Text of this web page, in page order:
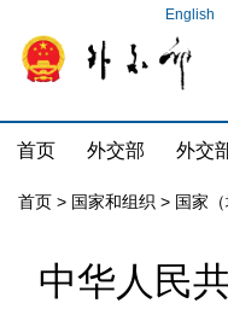
English
首页 外交部 外交
首页 > 国家和组织 > 国家（
中华人民